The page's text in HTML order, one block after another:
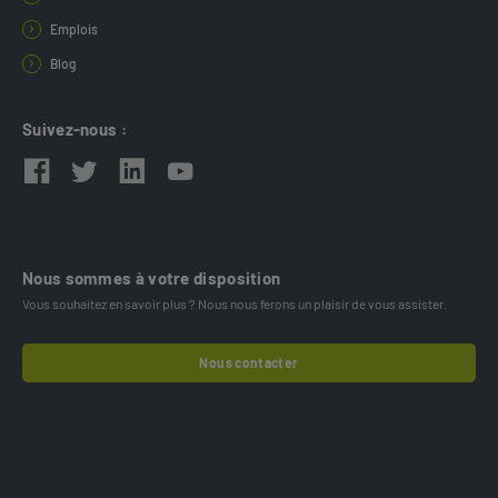
Emplois
Blog
Suivez-nous :
Nous sommes à votre disposition
Vous souhaitez en savoir plus ? Nous nous ferons un plaisir de vous assister.
Nous contacter